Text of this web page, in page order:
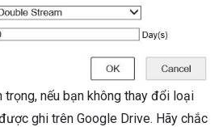
trọng, nếu bạn không thay đổi loại
ghi trên Google Drive. Hãy chắc